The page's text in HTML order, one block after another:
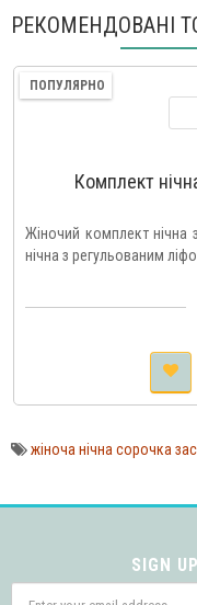
РЕКОМЕНДОВАНІ
ПОПУЛЯРНО
Комплект
Жіночий комплект нічна
нічна з регульованим
жіноча нічна сорочка
SIGN